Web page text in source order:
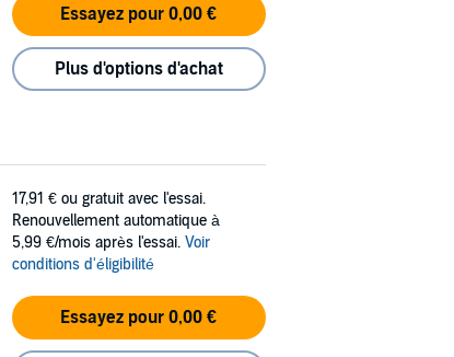
Essayez pour 0,00 €
Plus d'options d'achat
17,91 € ou gratuit avec l'essai.
Renouvellement automatique à
5,99 €/mois après l'essai. Voir
conditions d'éligibilité
Essayez pour 0,00 €